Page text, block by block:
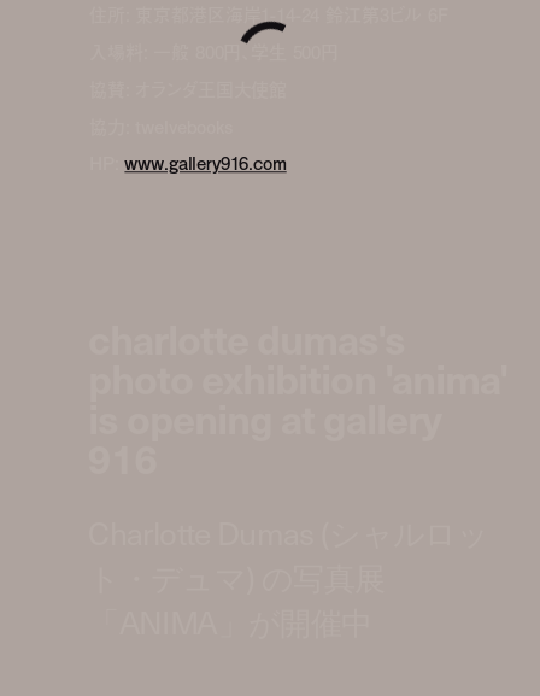
住所: 東京都港区海岸1-14-24 鈴江第3ビル 6F
入場料: 一般 800円、学生 500円
HP:www.gallery916.com